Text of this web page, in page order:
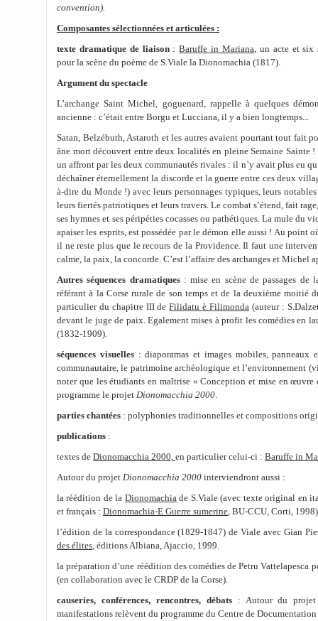
convention).
Composantes sélectionnées et articulées :
texte dramatique de liaison:Baruffe in Mariana, un acte et six
pour la scène du poème de S.Viale la Dionomachia (1817).
Argument du spectacle
L’archange Saint Michel, goguenard, rappelle à quelques
ancienne : c’était entre Borgu et Lucciana, il y a bien longtemps...
Satan, Belzébuth, Astaroth et les autres avaient pourtant tout fait
âne mort découvert entre deux localités en pleine Semaine Sainte !
un affront par les deux communautés rivales : il n’y avait plus eu
déchaîner éternellement la discorde et la guerre entre ces deux
à-dire du Monde !) avec leurs personnages typiques, leurs
leurs fiertés patriotiques et leurs travers. Le combat s’étend, fait
ses hymnes et ses péripéties cocasses ou pathétiques. La mule du
apaiser les esprits, est possédée par le démon elle aussi ! Au point
il ne reste plus que le recours de la Providence. Il faut une
calme, la paix, la concorde. C’est l’affaire des archanges et Michel
Autres séquences dramatiques: mise en scène de passages de
référant à la Corse rurale de son temps et de la deuxième moitié
particulier du chapitre III deFilidatu è Filimonda (auteur :
devant le juge de paix. Egalement mises à profit les comédies en
(1832-1909).
séquences visuelles: diaporamas et images mobiles, panneaux
communautaire, le patrimoine archéologique et l’environnement
noter que les étudiants en maîtrise « Conception et mise en
programme le projet Dionomacchia 2000.
parties chantées : polyphonies traditionnelles et compositions
publications :
textes de Dionomacchia 2000, en particulier celui-ci : Baruffe in
Autour du projet Dionomacchia 2000 interviendront aussi :
la réédition de la Dionomachiade S.Viale (avec texte original en
et français : Dionomachia-E Guerre sumerine, BU-CCU, Corti, 1998)
l’édition de la correspondance (1829-1847) de Viale avec Gian
des élites, éditions Albiana, Ajaccio, 1999.
la préparation d’une réédition des comédies de Petru Vattelapesca
(en collaboration avec le CRDP de la Corse).
causeries, conférences, rencontres, débats: Autour du
manifestations relèvent du programme du Centre de